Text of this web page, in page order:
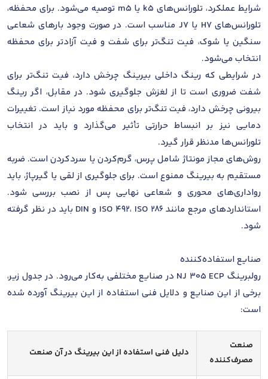
شرایط عملکرد، تلورانس‌های k5 یا m5 توصیه می‌شود. برای محفظه،
تلورانس‌های H7 یا J7 مناسب است. در صورت وجود بارهای شعاعی
سنگین یا شوک، فیت تنگ‌تر برای شفت و فیت آزادتر برای محفظه
انتخاب می‌شود.
در شرایطی که رینگ داخلی بیرینگ چرخش دارد، فیت تنگ‌تر برای
شفت ضروری است تا از لغزش جلوگیری شود. در مقابل، اگر رینگ
بیرونی چرخش دارد، فیت تنگ‌تر برای محفظه مورد نیاز است. تغییرات
دمایی نیز بر انبساط حرارتی تأثیر می‌گذارد و باید در انتخاب
تلورانس‌ها مدنظر قرار گیرد.
روش‌های مجاز مونتاژ شامل پرس، گرم‌کردن یا سردکردن است. ضربه
مستقیم به بیرینگ ممنوع است. برای جلوگیری از لقی یا گیرپاژ، باید
رواداری‌های محوری و شعاعی نهایی پس از نصب بررسی شود.
استانداردهای مرجع مانند ISO 492، ISO 286 و DIN باید در نظر گرفته
شود.
صنایع استفاده‌کننده
رولبرینگ NJ 305 ECP در صنایع مختلفی به‌کار می‌رود. در جدول زیر،
برخی از این صنایع و دلایل فنی استفاده از این بیرینگ آورده شده
است:
صنعت
مصرف‌کننده
دلیل فنی استفاده از این بیرینگ در آن صنعت